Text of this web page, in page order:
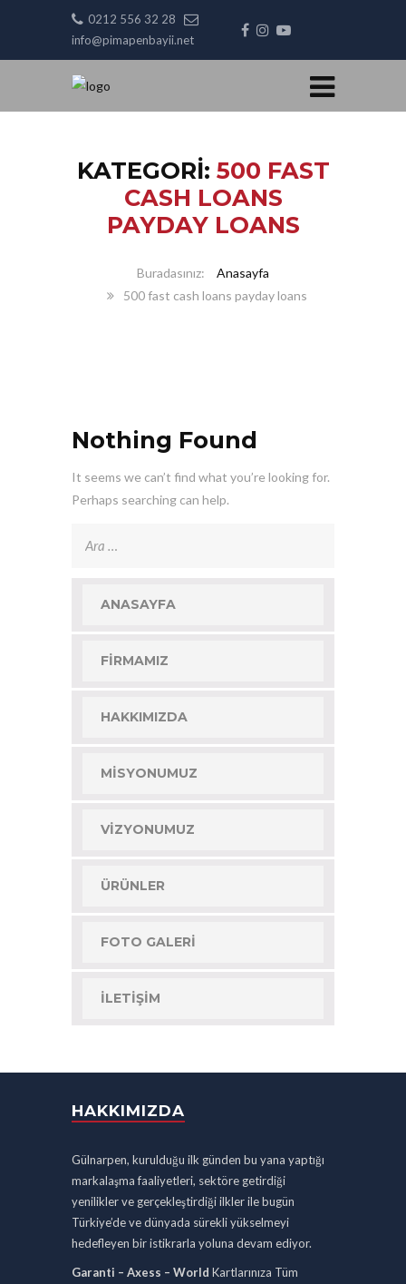
0212 556 32 28
info@pimapenbayii.net
KATEGORI: 500 FAST
CASH LOANS
PAYDAY LOANS
Anasayfa
500 fast cash loans payday loans
Nothing Found
It seems we can’t find what you’re looking for.
Perhaps searching can help.
ANASAYFA
FIRMAMIZ
HAKKIMIZDA
MISYONUMUZ
VIZYONUMUZ
ÜRÜNLER
FOTO GALERI
İLETIŞIM
HAKKIMIZDA
Gülnarpen, kurulduğu ilk günden bu yana yaptığı
markalaşma faaliyetleri, sektöre getirdiği
yenilikler ve gerçekleştirdiği ilkler ile bugün
Türkiye’de ve dünyada sürekli yükselmeyi
hedefleyen bir istikrarla yoluna devam ediyor.
Garanti – Axess – World Kartlarınıza Tüm